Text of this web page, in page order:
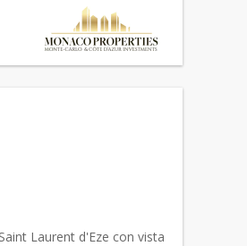
Laurent d'Eze con vista